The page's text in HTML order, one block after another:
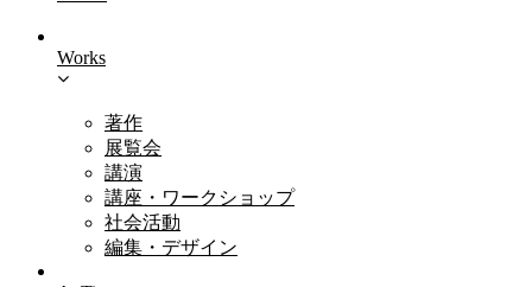
Works
著作
展覧会
講演
講座・ワークショップ
社会活動
編集・デザイン